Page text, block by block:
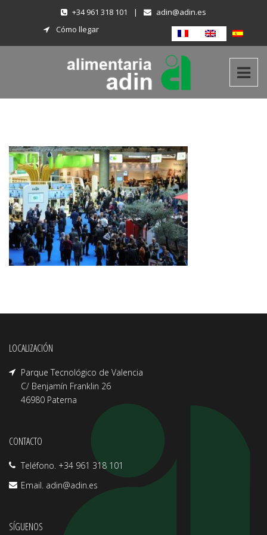
+34 961 318 101 |
adin@adin.es
Cómo llegar
LOCALIZACIÓN
Parque Tecnológico de Valencia
C/ Benjamín Franklin 26
46980 Paterna
CONTACTO
Teléfono. +34 961 318 101
Email. adin@adin.es
SÍGUENOS